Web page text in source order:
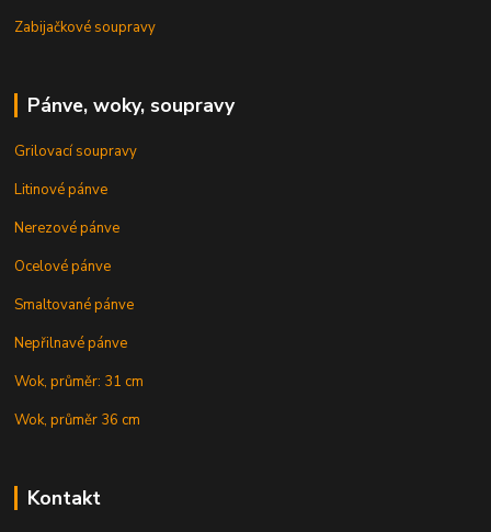
Zabijačkové soupravy
Pánve, woky, soupravy
Grilovací soupravy
Litinové pánve
Nerezové pánve
Ocelové pánve
Smaltované pánve
Nepřilnavé pánve
Wok, průměr: 31 cm
Wok, průměr 36 cm
Kontakt